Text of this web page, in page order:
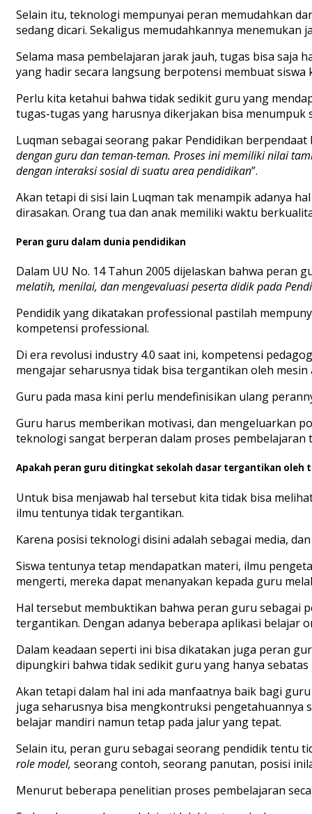
Selain itu, teknologi mempunyai peran memudahkan
sedang dicari. Sekaligus memudahkannya menemukan
Selama masa pembelajaran jarak jauh, tugas bisa saja
yang hadir secara langsung berpotensi membuat
Perlu kita ketahui bahwa tidak sedikit guru yang
tugas-tugas yang harusnya dikerjakan bisa menumpuk
Luqman sebagai seorang pakar Pendidikan berpendaat
dengan guru dan teman-teman. Proses ini memiliki nilai
dengan interaksi sosial di suatu area pendidikan”.
Akan tetapi di sisi lain Luqman tak menampik adanya
dirasakan. Orang tua dan anak memiliki waktu
Peran guru dalam dunia pendidikan
Dalam UU No. 14 Tahun 2005 dijelaskan bahwa peran
melatih, menilai, dan mengevaluasi peserta didik pada
Pendidik yang dikatakan professional pastilah
kompetensi professional.
Di era revolusi industry 4.0 saat ini, kompetensi
mengajar seharusnya tidak bisa tergantikan oleh
Guru pada masa kini perlu mendefinisikan ulang
Guru harus memberikan motivasi, dan mengeluarkan
teknologi sangat berperan dalam proses pembelajaran
Apakah peran guru ditingkat sekolah dasar tergantikan oleh
Untuk bisa menjawab hal tersebut kita tidak bisa
ilmu tentunya tidak tergantikan.
Karena posisi teknologi disini adalah sebagai media,
Siswa tentunya tetap mendapatkan materi, ilmu
mengerti, mereka dapat menanyakan kepada guru
Hal tersebut membuktikan bahwa peran guru sebagai
tergantikan. Dengan adanya beberapa aplikasi belajar
Dalam keadaan seperti ini bisa dikatakan juga peran
dipungkiri bahwa tidak sedikit guru yang hanya
Akan tetapi dalam hal ini ada manfaatnya baik bagi
juga seharusnya bisa mengkontruksi pengetahuannya
belajar mandiri namun tetap pada jalur yang tepat.
Selain itu, peran guru sebagai seorang pendidik tentu
role model, seorang contoh, seorang panutan, posisi
Menurut beberapa penelitian proses pembelajaran